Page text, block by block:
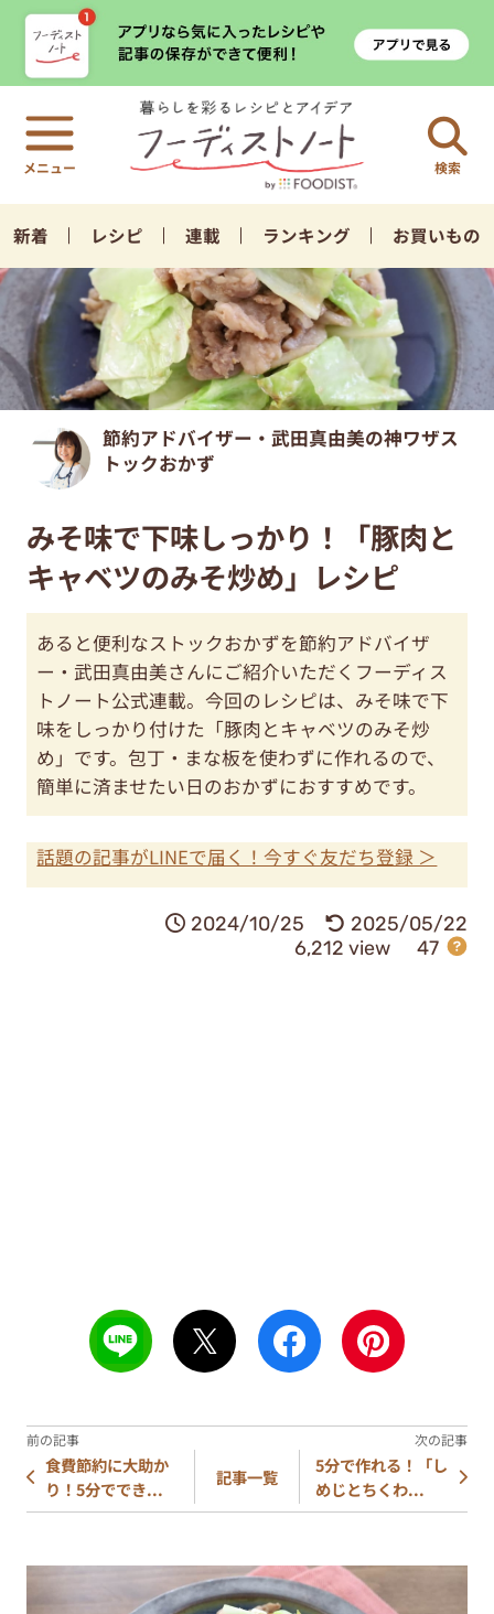
検索
新着 レシピ 連載 ランキング お買いもの
節約アドバイザー・武田真由美の神ワザス
トックおかず
みそ味で下味しっかり！「豚肉と
キャベツのみそ炒め」レシピ
あると便利なストックおかずを節約アドバイザ
ー・武田真由美さんにご紹介いただくフーディス
トノート公式連載。今回のレシピは、みそ味で下
味をしっかり付けた「豚肉とキャベツのみそ炒
め」です。包丁・まな板を使わずに作れるので、
簡単に済ませたい日のおかずにおすすめです。
話題の記事がLINEで届く！今すぐ友だち登録 ＞
2024/10/25
2025/05/22
6,212 view
47
食費節約に大助か
り！5分ででき...
記事一覧
5分で作れる！「し
めじとちくわ...